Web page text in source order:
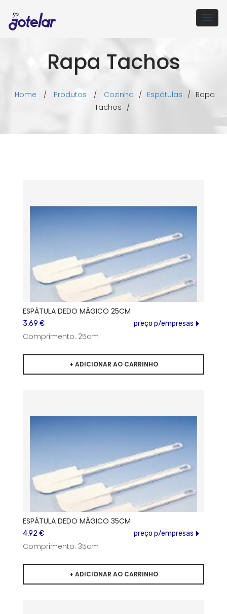
Rapa Tachos
Home / Produtos / Cozinha / Espátulas / Rapa
Tachos /
ESPÁTULA DEDO MÁGICO 25CM
3,69 € preço p/empresas
Comprimento: 25cm
ESPÁTULA DEDO MÁGICO 35CM
4,92 € preço p/empresas
Comprimento: 35cm